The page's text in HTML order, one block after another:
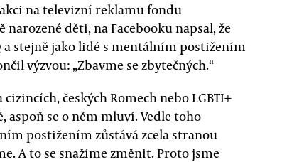
na televizní reklamu fondu
děti, na Facebooku napsal, že
stejně jako lidé s mentálním postižením
výzvou: „Zbavme se zbytečných.“
českých Romech nebo LGBTI+
aspoň se o něm mluví. Vedle toho
postižením zůstává zcela stranou
A to se snažíme změnit. Proto jsme